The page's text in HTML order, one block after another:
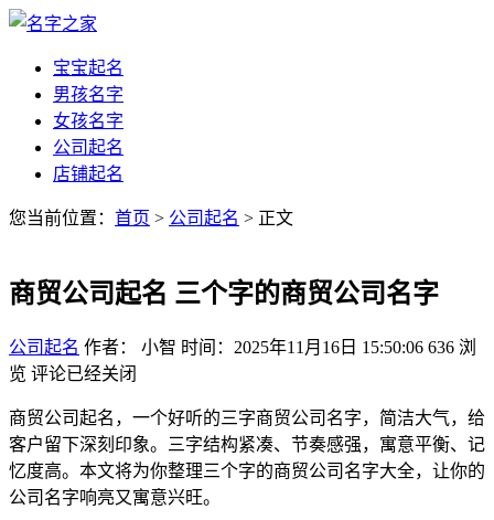
宝宝起名
男孩名字
女孩名字
公司起名
店铺起名
您当前位置： 首页 > 公司起名 > 正文
商贸公司起名 三个字的商贸公司名字
公司起名 作者： 小智 时间：2025年11月16日 15:50:06 636 浏
览 评论已经关闭
商贸公司起名，一个好听的三字商贸公司名字，简洁大气，给
客户留下深刻印象。三字结构紧凑、节奏感强，寓意平衡、记
忆度高。本文将为你整理三个字的商贸公司名字大全，让你的
公司名字响亮又寓意兴旺。